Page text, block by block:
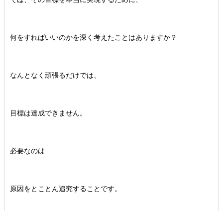
何をすればいいのかを深く考えたことはありますか？
なんとなく頑張るだけでは、
目標は達成できません。
必要なのは
原因をとことん追究することです。